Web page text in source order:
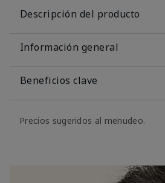
Descripción del producto
Información general
Beneficios clave
Precios sugeridos al menudeo.